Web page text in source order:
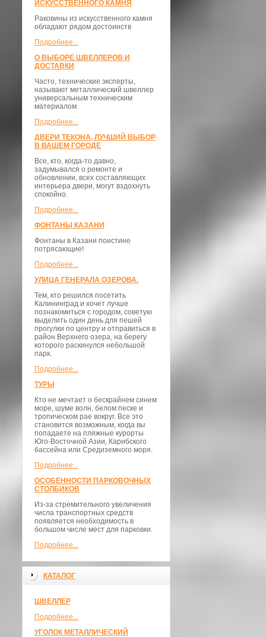
ИСКУССТВЕННОГО КАМНЯ
Раковины из искусственного камня
обладают рядом достоинств
Подробнее...
О ВЫБОРЕ ШВЕЛЛЕРОВ И
ДОСТАВКИ
​Часто, технические эксперты,
называют металлический швеллер
универсальным техническим
материалом.
Подробнее...
ДВЕРИ ТЕКОНА, ЛУЧШИЙ ВЫБОР
В ВАШЕМ ГОРОДЕ
Все, кто, когда-то давно,
задумывался о ремонте и
обновлении, всех составляющих
интерьера двери, могут вздохнуть
спокойно.
Подробнее...
ФОНТАНЫ КАЗАНИ
Фонтаны в Казани поистине
потрясающие!
Подробнее...
УЛИЦА ГЕНЕРАЛА ОЗЕРОВА.
Тем, кто решился посетить
Калининград и хочет лучше
познакомиться с городом, советую
выделить один день для пешей
прогулки по центру и отправиться в
район Верхнего озера, на берегу
которого раскинулся небольшой
парк.
Подробнее...
ТУРЫ
Кто не мечтает о бескрайнем синем
море, шуме волн, белом песке и
тропическом рае вокруг. Все это
становится возможным, когда вы
попадаете на пляжные курорты
Юго-Восточной Азии, Карибского
бассейна или Средиземного моря.
Подробнее...
ОСОБЕННОСТИ ПАРКОВОЧНЫХ
СТОЛБИКОВ
Из-за стремительного увеличения
числа транспортных средств
появляется необходимость в
большом числе мест для парковки.
Подробнее...
КАТАЛОГ
ШВЕЛЛЕР
Подробнее...
УГОЛОК МЕТАЛЛИЧЕСКИЙ